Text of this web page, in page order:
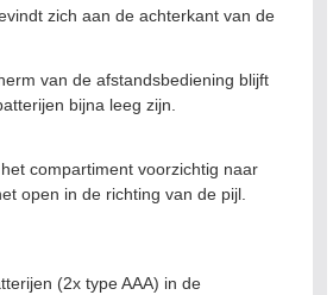
zich aan de achterkant van de
van de afstandsbediening blijft
bijna leeg zijn.
compartiment voorzichtig naar
open in de richting van de pijl.
(2x type AAA) in de